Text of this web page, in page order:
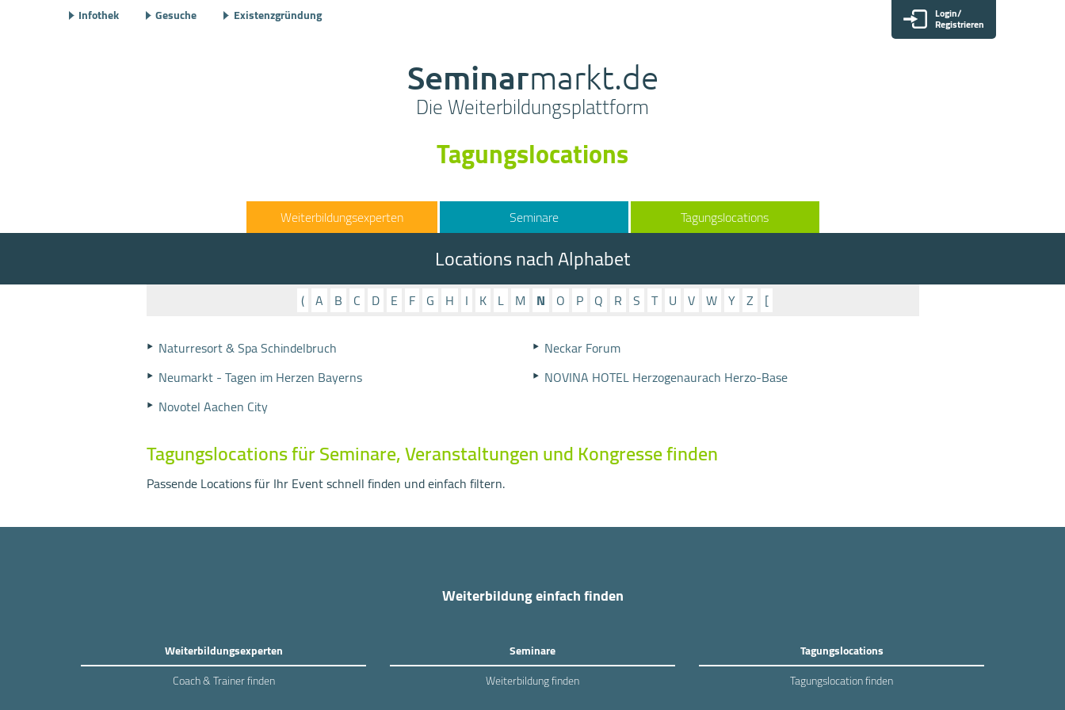
Infothek Gesuche Existenzgründung Login/
Registrieren
Seminarmarkt.de
Die Weiterbildungsplattform
Tagungslocations
Weiterbildungsexperten Seminare Tagungslocations
Locations nach Alphabet
( A B C D E F G H I K L M N O P Q R S T U V W Y Z [
Naturresort & Spa Schindelbruch
Neumarkt - Tagen im Herzen Bayerns
Novotel Aachen City
Neckar Forum
NOVINA HOTEL Herzogenaurach Herzo-Base
Tagungslocations für Seminare, Veranstaltungen und Kongresse finden
Passende Locations für Ihr Event schnell finden und einfach filtern.
Weiterbildung einfach finden
Weiterbildungsexperten
Coach & Trainer finden
Seminare
Weiterbildung finden
Tagungslocations
Tagungslocation finden